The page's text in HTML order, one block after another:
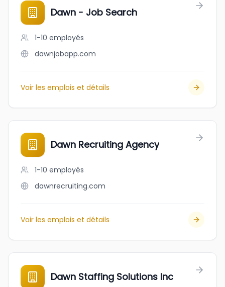
Dawn - Job Search
1-10 employés
dawnjobapp.com
Voir les emplois et détails
Dawn Recruiting Agency
1-10 employés
dawnrecruiting.com
Voir les emplois et détails
Dawn Staffing Solutions Inc